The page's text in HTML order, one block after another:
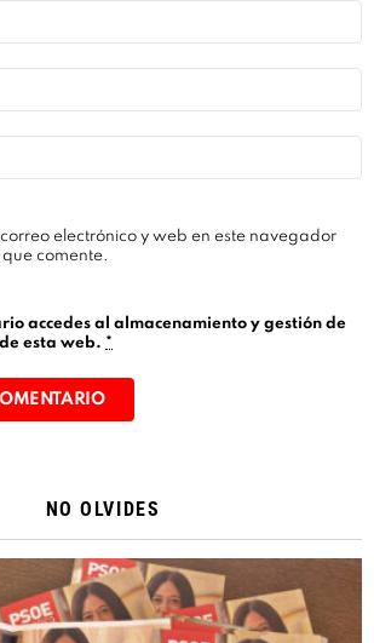
electrónico y web en este navegador
comente.
accedes al almacenamiento y gestión de
esta web. *
NO OLVIDES